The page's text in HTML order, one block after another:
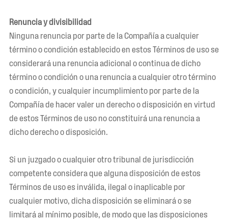
Renuncia y divisibilidad
Ninguna renuncia por parte de la Compañía a cualquier
término o condición establecido en estos Términos de uso se
considerará una renuncia adicional o continua de dicho
término o condición o una renuncia a cualquier otro término
o condición, y cualquier incumplimiento por parte de la
Compañía de hacer valer un derecho o disposición en virtud
de estos Términos de uso no constituirá una renuncia a
dicho derecho o disposición.
Si un juzgado o cualquier otro tribunal de jurisdicción
competente considera que alguna disposición de estos
Términos de uso es inválida, ilegal o inaplicable por
cualquier motivo, dicha disposición se eliminará o se
limitará al mínimo posible, de modo que las disposiciones